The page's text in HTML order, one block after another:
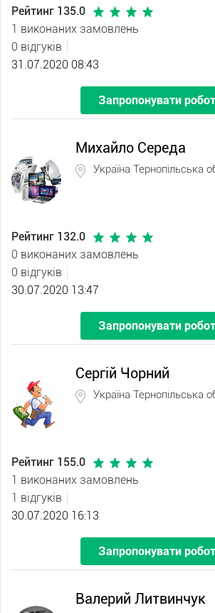
Рейтинг 135.0
1 виконаних замовлень
0 відгуків
31.07.2020 08:43
Запропонувати
Михайло Середа
Україна Тернопільська
Рейтинг 132.0
0 виконаних замовлень
0 відгуків
30.07.2020 13:47
Запропонувати
Сергій Чорний
Україна Тернопільська
Рейтинг 155.0
1 виконаних замовлень
1 відгуків
30.07.2020 16:13
Запропонувати
Валерий Литвинчук